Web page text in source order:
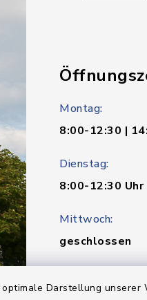
Darstellung
Montag:
8:00-12:30 |
Dienstag:
8:00-12:30 Uhr
Mittwoch:
geschlossen
8:00-12:30 |